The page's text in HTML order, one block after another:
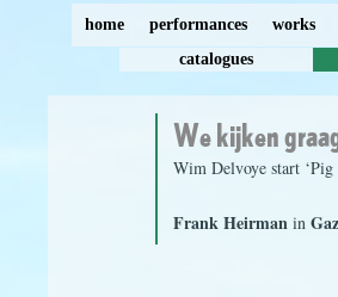
home performances works
catalogues
We kijken
Wim Delvoye start
Frank Heirman in